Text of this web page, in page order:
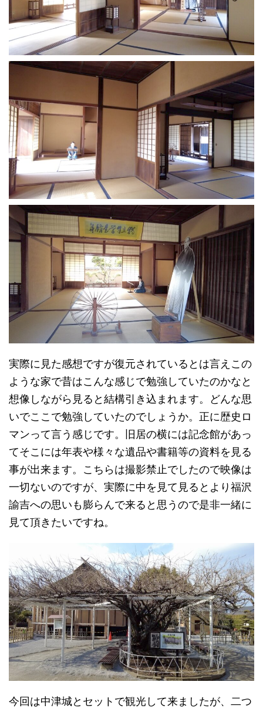
実際に見た感想ですが復元されているとは言えこの
ような家で昔はこんな感じで勉強していたのかなと
想像しながら見ると結構引き込まれます。どんな思
いでここで勉強していたのでしょうか。正に歴史ロ
マンって言う感じです。旧居の横には記念館があっ
てそこには年表や様々な遺品や書籍等の資料を見る
事が出来ます。こちらは撮影禁止でしたので映像は
一切ないのですが、実際に中を見て見るとより福沢
諭吉への思いも膨らんで来ると思うので是非一緒に
見て頂きたいですね。
今回は中津城とセットで観光して来ましたが、二つ